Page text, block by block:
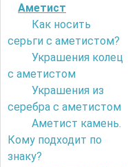
Аметист
Как носить
серьги с аметистом?
Украшения колец
с аметистом
Украшения из
серебра с аметистом
Аметист камень.
Кому подходит по
знаку?